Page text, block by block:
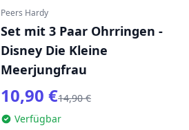
Peers Hardy
Set mit 3 Paar Ohrringen -
Disney Die Kleine
Meerjungfrau
10,90 €14,90 €
Verfügbar